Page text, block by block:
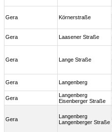
Gera Körnerstraße
Gera Laasener Straße
Gera Lange Straße
Gera Langenberg
Gera
Langenberg
Eisenberger Straße
Gera
Langenberg
Langenberger Straße